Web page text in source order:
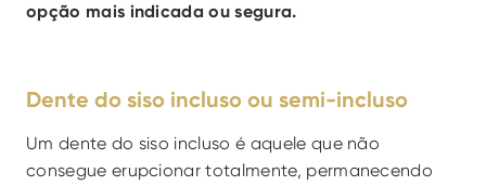
opção mais indicada ou segura.
Dente do siso incluso ou semi-incluso
Um dente do siso incluso é aquele que não
consegue erupcionar totalmente, permanecendo